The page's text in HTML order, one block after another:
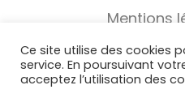
Mentions
Mécénat -
Ce site utilise des cookies
service. En poursuivant
acceptez l’utilisation des